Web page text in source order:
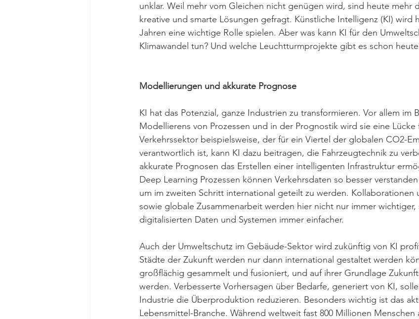
unklar. Weil mehr vom Gleichen nicht genügen wird, sind heute mehr
kreative und smarte Lösungen gefragt. Künstliche Intelligenz (KI) wird
Jahren eine wichtige Rolle spielen. Aber was kann KI für den
Klimawandel tun? Und welche Leuchtturmprojekte gibt es schon
Modellierungen und akkurate Prognose
KI hat das Potenzial, ganze Industrien zu transformieren. Vor allem im
Modellierens von Prozessen und in der Prognostik wird sie eine
Verkehrssektor beispielsweise, der für ein Viertel der globalen CO2-
verantwortlich ist, kann KI dazu beitragen, die Fahrzeugtechnik zu
akkurate Prognosen das Erstellen einer intelligenten Infrastruktur
Deep Learning Prozessen können Verkehrsdaten so besser
um im zweiten Schritt international geteilt zu werden. Kollaborationen
sowie globale Zusammenarbeit werden hier nicht nur immer
digitalisierten Daten und Systemen immer einfacher.
Auch der Umweltschutz im Gebäude-Sektor wird zukünftig von KI
Städte der Zukunft werden nur dann international gestaltet werden
großflächig gesammelt und fusioniert, und auf ihrer Grundlage
werden. Verbesserte Vorhersagen über Bedarfe, generiert von KI,
Industrie die Überproduktion reduzieren. Besonders wichtig ist das
Lebensmittel-Branche. Während weltweit fast 800 Millionen Menschen